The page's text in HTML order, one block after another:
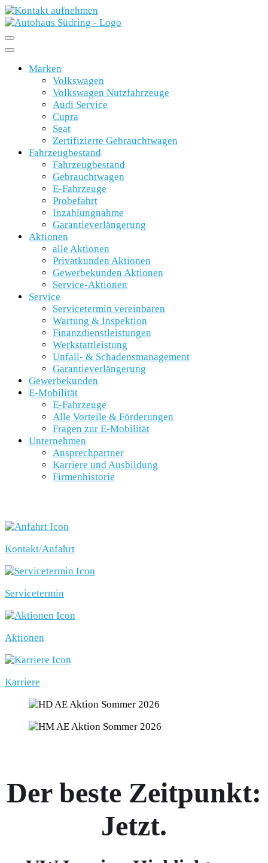
Marken
Volkswagen
Volkswagen Nutzfahrzeuge
Audi Service
Cupra
Seat
Zertifizierte Gebrauchtwagen
Fahrzeugbestand
Fahrzeugbestand
Gebrauchtwagen
E-Fahrzeuge
Probefahrt
Inzahlungnahme
Garantieverlängerung
Aktionen
alle Aktionen
Privatkunden Aktionen
Gewerbekunden Aktionen
Service-Aktionen
Service
Servicetermin vereinbaren
Wartung & Inspektion
Finanzdienstleistungen
Werkstattleistung
Unfall- & Schadensmanagement
Garantieverlängerung
Gewerbekunden
E-Mobilität
E-Fahrzeuge
Alle Vorteile & Förderungen
Fragen zur E-Mobilität
Unternehmen
Ansprechpartner
Karriere und Ausbildung
Firmenhistorie
Kontakt/Anfahrt
Servicetermin
Aktionen
Karriere
Der beste Zeitpunkt:
Jetzt.